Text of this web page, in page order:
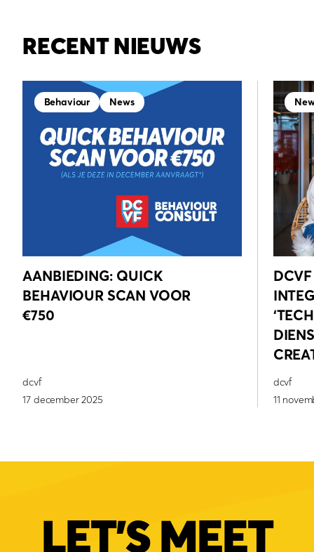
RECENT NIEUWS
Behaviour News
AANBIEDING: QUICK
BEHAVIOUR SCAN VOOR
€750
dcvf
17 december 2025
dcvf
11
LET'S MEET